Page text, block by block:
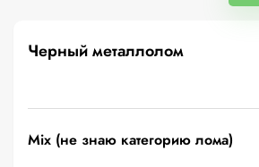
Черный металлолом
Mix (не знаю категорию лома)